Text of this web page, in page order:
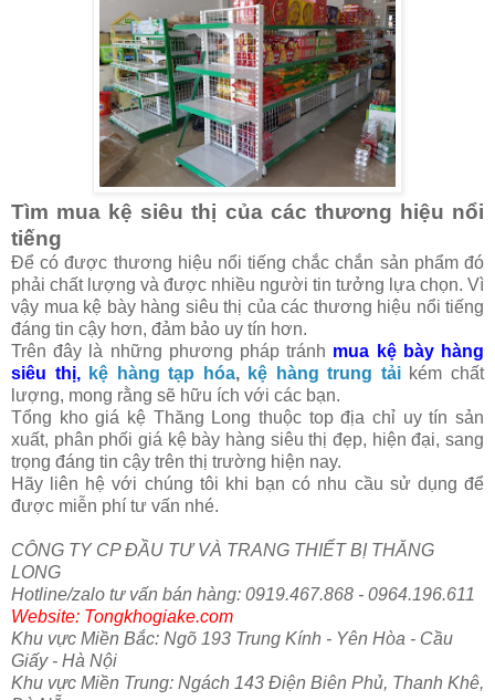
Tìm mua kệ siêu thị của các thương hiệu nổi
tiếng
Để có được thương hiệu nổi tiếng chắc chắn sản phẩm đó
phải chất lượng và được nhiều người tin tưởng lựa chọn. Vì
vậy mua kệ bày hàng siêu thị của các thương hiệu nổi tiếng
đáng tin cậy hơn, đảm bảo uy tín hơn.
Trên đây là những phương pháp tránh mua kệ bày hàng
siêu thị, kệ hàng tạp hóa, kệ hàng trung tải kém chất
lượng, mong rằng sẽ hữu ích với các bạn.
Tổng kho giá kệ Thăng Long thuộc top địa chỉ uy tín sản
xuất, phân phối giá kệ bày hàng siêu thị đẹp, hiện đại, sang
trọng đáng tin cậy trên thị trường hiện nay.
Hãy liên hệ với chúng tôi khi bạn có nhu cầu sử dụng để
được miễn phí tư vấn nhé.
CÔNG TY CP ĐẦU TƯ VÀ TRANG THIẾT BỊ THĂNG
LONG
Hotline/zalo tư vấn bán hàng: 0919.467.868 - 0964.196.611
Website: Tongkhogiake.com
Khu vực Miền Bắc: Ngõ 193 Trung Kính - Yên Hòa - Cầu
Giấy - Hà Nội
Khu vực Miền Trung: Ngách 143 Điện Biên Phủ, Thanh Khê,